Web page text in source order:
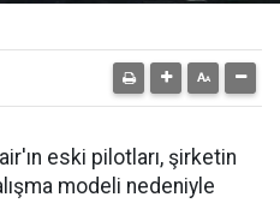
eski pilotları, şirketin
modeli nedeniyle